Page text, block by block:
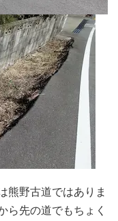
熊野古道ではありま
ら先の道でもちょく